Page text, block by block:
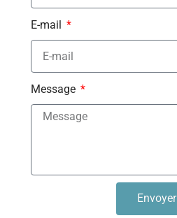
E-mail
Message
Envoyer